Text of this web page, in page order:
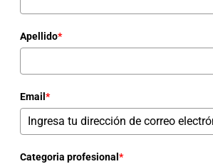
Apellido*
Email *
Categoria profesional *